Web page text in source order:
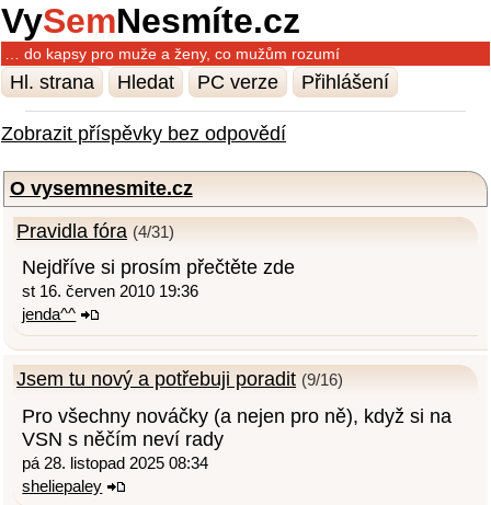
VySemNesmíte.cz
… do kapsy pro muže a ženy, co mužům rozumí
Hl. strana Hledat PC verze Přihlášení
Zobrazit příspěvky bez odpovědí
O vysemnesmite.cz
Pravidla fóra (4/31)
Nejdříve si prosím přečtěte zde
st 16. červen 2010 19:36
jenda^^
Jsem tu nový a potřebuji poradit (9/16)
Pro všechny nováčky (a nejen pro ně), když si na
VSN s něčím neví rady
pá 28. listopad 2025 08:34
sheliepaley